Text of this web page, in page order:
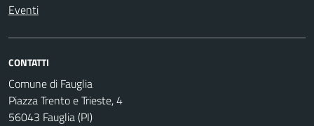
Eventi
CONTATTI
Comune di Fauglia
Piazza Trento e Trieste, 4
56043 Fauglia (PI)